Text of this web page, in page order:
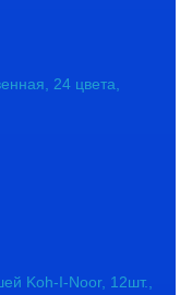
24 цвета,
Koh-I-Noor, 12шт.,